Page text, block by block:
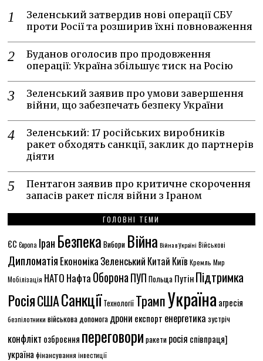
Зеленський затвердив нові операції СБУ
проти Росії та розширив їхні повноваження
Буданов оголосив про продовження
операції: Україна збільшує тиск на Росію
Зеленський заявив про умови завершення
війни, що забезпечать безпеку України
Зеленський: 17 російських виробників
ракет обходять санкції, заклик до партнерів
діяти
Пентагон заявив про критичне скорочення
запасів ракет після війни з Іраном
ГОЛОВНІ ТЕМИ
ЄС Європа Іран Безпека Вибори Війна Війна в Україні Військові
Дипломатія ЕкономікаЗеленський Китай Київ Кремль Мир
Мобілізація НАТО Нафта ОборонаПУП Польща ПутінПідтримка
РосіяСШАСанкціїТехнологіїТрампУкраїна агресія
безпілотники військова допомога дрони експорт енергетика зустріч
конфлікт озброєння переговори ракети росія співпраця]
україна фінансування інвестиції